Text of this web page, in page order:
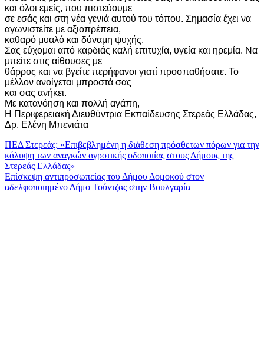
και όλοι εμείς, που πιστεύουμε
σε εσάς και στη νέα γενιά αυτού του τόπου. Σημασία έχει να
αγωνιστείτε με αξιοπρέπεια,
καθαρό μυαλό και δύναμη ψυχής.
Σας εύχομαι από καρδιάς καλή επιτυχία, υγεία και ηρεμία. Να
μπείτε στις αίθουσες με
θάρρος και να βγείτε περήφανοι γιατί προσπαθήσατε. Το
μέλλον ανοίγεται μπροστά σας
και σας ανήκει.
Με κατανόηση και πολλή αγάπη,
Η Περιφερειακή Διευθύντρια Εκπαίδευσης Στερεάς Ελλάδας,
Δρ. Ελένη Μπενιάτα
Πλοήγηση
άρθρων
ΠΕΔ Στερεάς: «Επιβεβλημένη η διάθεση πρόσθετων πόρων για την
κάλυψη των αναγκών αγροτικής οδοποιίας στους Δήμους της
Στερεάς Ελλάδας»
Eπίσκεψη αντιπροσωπείας του Δήμου Δομοκού στον
αδελφοποιημένο Δήμο Τούντζας στην Βουλγαρία